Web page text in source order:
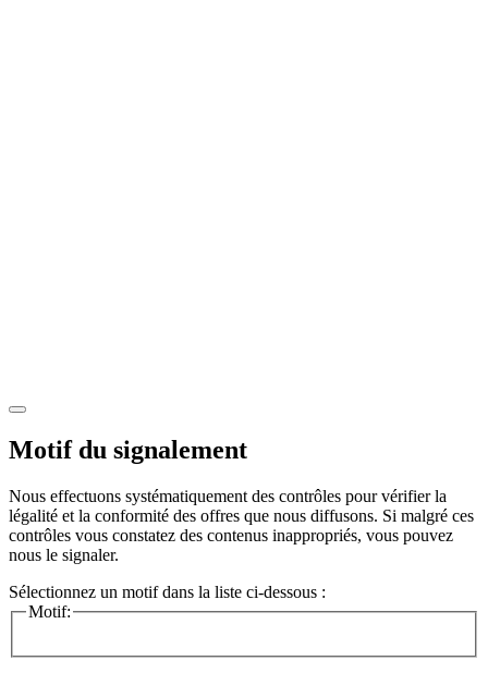
Motif du signalement
Nous effectuons systématiquement des contrôles pour vérifier la
légalité et la conformité des offres que nous diffusons. Si malgré ces
contrôles vous constatez des contenus inappropriés, vous pouvez
nous le signaler.
Sélectionnez un motif dans la liste ci-dessous :
Motif: